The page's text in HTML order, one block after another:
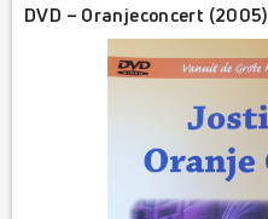
DVD – Oranjeconcert (2005)